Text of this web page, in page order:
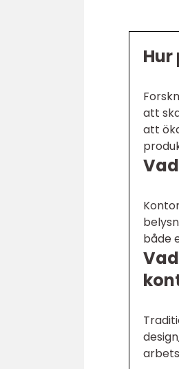
att
att
både